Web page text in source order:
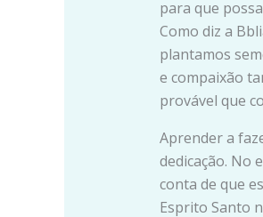
para que
Como diz a
plantamos
e compaixão
provável que
Aprender a
dedicação. No
conta de que
Esprito Santo